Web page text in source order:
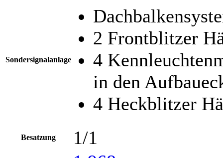
Sondersignalanlage
2 Frontblitzer
4
in den
4 Heckblitzer
Besatzung 1/1